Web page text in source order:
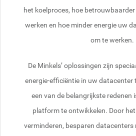
het koelproces, hoe
werken en hoe minder energie uw
om te werken.
De Minkels’ oplossingen zijn
energie-efficiëntie in uw datacenter
een van de belangrijkste redenen
platform te ontwikkelen. Door
verminderen, besparen datacenters